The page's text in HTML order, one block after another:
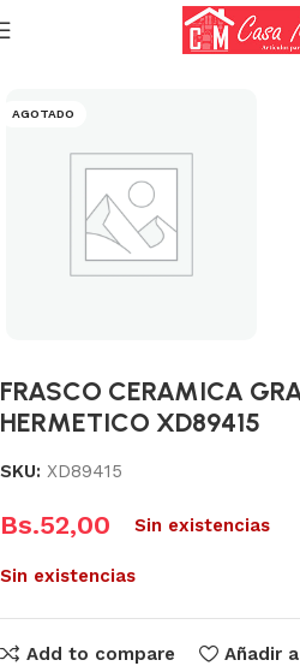
Frascos
AGOTADO
FRASCO CERAMICA
HERMETICO XD89415
SKU: XD89415
Bs.52,00 Sin existencias
Sin existencias
Add to compare Añadir